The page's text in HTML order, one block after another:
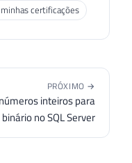
certificações
PRÓXIMO →
inteiros para
no SQL Server